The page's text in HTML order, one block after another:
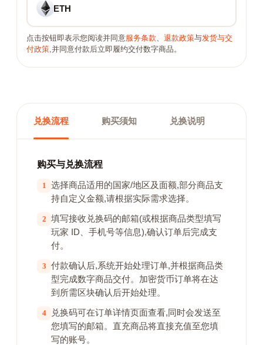
ETH
点击按钮即表示您阅读并同意服务条款、 退款政策与发货与交
付政策,并同意付款后立即履约交付数字商品。
兑换流程 购买须知 兑换说明
购买与兑换流程
1 选择商品适用的国家/地区及面额,部分商品支
持自定义金额,请根据实际需求选择。
2 填写接收兑换码的邮箱(或根据商品类型填写
玩家 ID、手机号等信息),确认订单后完成支
付。
3 付款确认后,系统开始处理订单,并根据商品类
型完成数字商品交付。加密货币订单将在达
到所需区块确认后开始处理。
4
兑换码可在订单详情页面查看,同时会发送至
您填写的邮箱。直充商品将直接充值至您填
写的账号。